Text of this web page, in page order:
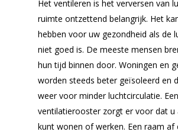
Het ventileren is het verversen van
ruimte ontzettend belangrijk. Het
hebben voor uw gezondheid als de
niet goed is. De meeste mensen
hun tijd binnen door. Woningen en
worden steeds beter geïsoleerd en
weer voor minder luchtcirculatie. Een
ventilatierooster zorgt er voor dat u
kunt wonen of werken. Een raam af